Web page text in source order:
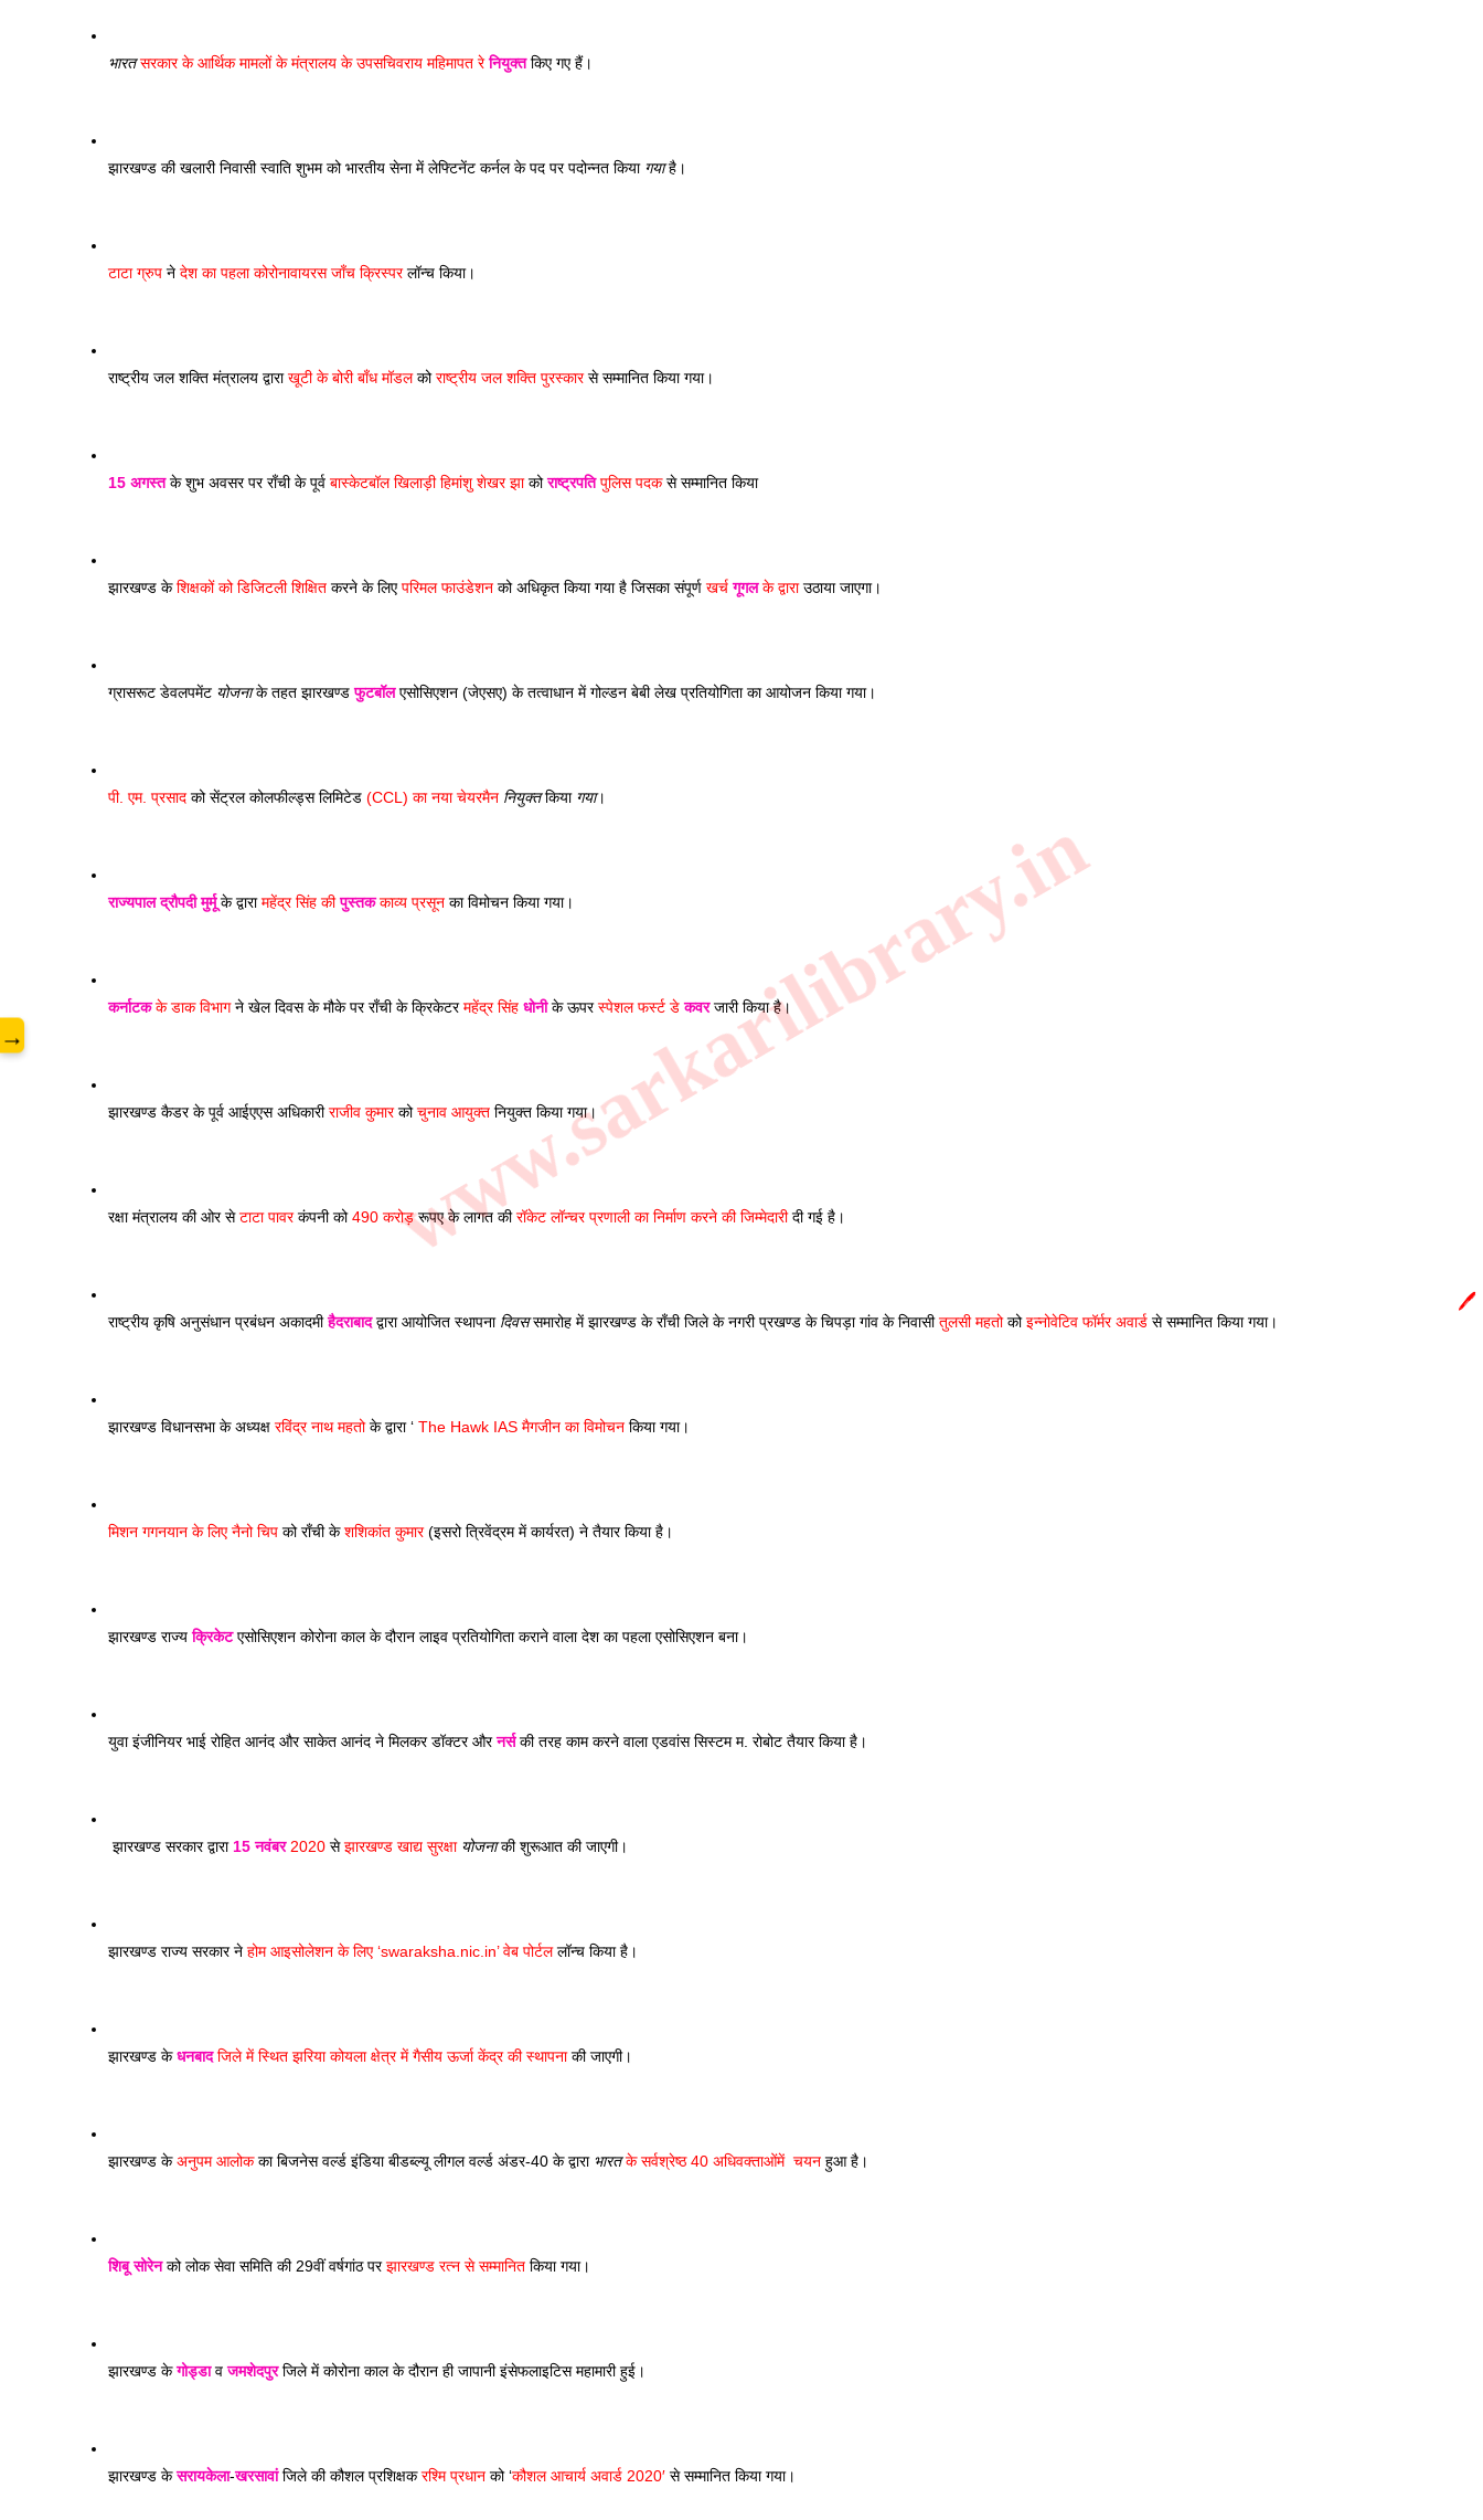
भारत सरकार के आर्थिक मामलों के मंत्रालय के उपसचिवराय महिमापत रे नियुक्त किए गए हैं।
झारखण्ड की खलारी निवासी स्वाति शुभम को भारतीय सेना में लेफ्टिनेंट कर्नल के पद पर पदोन्नत किया गया है।
टाटा ग्रुप ने देश का पहला कोरोनावायरस जाँच क्रिस्पर लॉन्च किया।
राष्ट्रीय जल शक्ति मंत्रालय द्वारा खूटी के बोरी बाँध मॉडल को राष्ट्रीय जल शक्ति पुरस्कार से सम्मानित किया गया।
15 अगस्त के शुभ अवसर पर राँची के पूर्व बास्केटबॉल खिलाड़ी हिमांशु शेखर झा को राष्ट्रपति पुलिस पदक से सम्मानित किया
झारखण्ड के शिक्षकों को डिजिटली शिक्षित करने के लिए परिमल फाउंडेशन को अधिकृत किया गया है जिसका संपूर्ण खर्च गूगल के द्वारा उठाया जाएगा।
ग्रासरूट डेवलपमेंट योजना के तहत झारखण्ड फुटबॉल एसोसिएशन (जेएसए) के तत्वाधान में गोल्डन बेबी लेख प्रतियोगिता का आयोजन किया गया।
पी. एम. प्रसाद को सेंट्रल कोलफील्ड्स लिमिटेड (CCL) का नया चेयरमैन नियुक्त किया गया।
राज्यपाल द्रौपदी मुर्मू के द्वारा महेंद्र सिंह की पुस्तक काव्य प्रसून का विमोचन किया गया।
कर्नाटक के डाक विभाग ने खेल दिवस के मौके पर राँची के क्रिकेटर महेंद्र सिंह धोनी के ऊपर स्पेशल फर्स्ट डे कवर जारी किया है।
झारखण्ड कैडर के पूर्व आईएएस अधिकारी राजीव कुमार को चुनाव आयुक्त नियुक्त किया गया।
रक्षा मंत्रालय की ओर से टाटा पावर कंपनी को 490 करोड़ रूपए के लागत की रॉकेट लॉन्चर प्रणाली का निर्माण करने की जिम्मेदारी दी गई है।
राष्ट्रीय कृषि अनुसंधान प्रबंधन अकादमी हैदराबाद द्वारा आयोजित स्थापना दिवस समारोह में झारखण्ड के राँची जिले के नगरी प्रखण्ड के चिपड़ा गांव के निवासी तुलसी महतो को इन्नोवेटिव फॉर्मर अवार्ड से सम्मानित किया गया।
झारखण्ड विधानसभा के अध्यक्ष रविंद्र नाथ महतो के द्वारा ‘ The Hawk IAS मैगजीन का विमोचन किया गया।
मिशन गगनयान के लिए नैनो चिप को राँची के शशिकांत कुमार (इसरो त्रिवेंद्रम में कार्यरत) ने तैयार किया है।
झारखण्ड राज्य क्रिकेट एसोसिएशन कोरोना काल के दौरान लाइव प्रतियोगिता कराने वाला देश का पहला एसोसिएशन बना।
युवा इंजीनियर भाई रोहित आनंद और साकेत आनंद ने मिलकर डॉक्टर और नर्स की तरह काम करने वाला एडवांस सिस्टम म. रोबोट तैयार किया है।
झारखण्ड सरकार द्वारा 15 नवंबर 2020 से झारखण्ड खाद्य सुरक्षा योजना की शुरूआत की जाएगी।
झारखण्ड राज्य सरकार ने होम आइसोलेशन के लिए ‘swaraksha.nic.in’ वेब पोर्टल लॉन्च किया है।
झारखण्ड के धनबाद जिले में स्थित झरिया कोयला क्षेत्र में गैसीय ऊर्जा केंद्र की स्थापना की जाएगी।
झारखण्ड के अनुपम आलोक का बिजनेस वर्ल्ड इंडिया बीडब्ल्यू लीगल वर्ल्ड अंडर-40 के द्वारा भारत के सर्वश्रेष्ठ 40 अधिवक्ताओंमें  चयन हुआ है।
शिबू सोरेन को लोक सेवा समिति की 29वीं वर्षगांठ पर झारखण्ड रत्न से सम्मानित किया गया।
झारखण्ड के गोड्डा व जमशेदपुर जिले में कोरोना काल के दौरान ही जापानी इंसेफलाइटिस महामारी हुई।
झारखण्ड के सरायकेला-खरसावां जिले की कौशल प्रशिक्षक रश्मि प्रधान को ‘कौशल आचार्य अवार्ड 2020′ से सम्मानित किया गया।
www.sarkarilibrary.in
→
🖊️